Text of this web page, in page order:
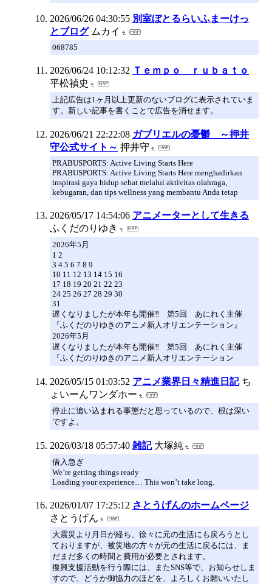
2026/06/26 04:30:55 別室ぼとるらいふまーけっ
とブログ ムカイ
068785
2026/06/24 10:12:32 Ｔｅｍｐｏ ｒｕｂａｔｏ
平松禎史
上記広告は1ヶ月以上更新のないブログに表示されていま
す。新しい記事を書くことで広告を消せます。
2026/06/21 22:22:08 ガブリエルの憂鬱 ～押井
守公式サイト～ 押井守
PRABUSPORTS: Active Living Starts Here
PRABUSPORTS: Active Living Starts Here menghadirkan
inspirasi gaya hidup sehat melalui aktivitas olahraga,
kebugaran, dan tips wellness yang membantu Anda tetap
2026/05/17 14:54:06 アニメーターとして生きる
ふくだのりゆき
2026年5月
1 2
3 4 5 6 7 8 9
10 11 12 13 14 15 16
17 18 19 20 21 22 23
24 25 26 27 28 29 30
31
遅くなりましたが本年も開催‼ 第5回 あにれく主催
『ふくだのりゆきのアニメ新人オリエンテーション』
2026年5月
遅くなりましたが本年も開催‼ 第5回 あにれく主催
『ふくだのりゆきのアニメ新人オリエンテーション
2026/05/15 01:03:52 アニメ業界日々精進日記 ち
ょいーんワンダホー
停止に追い込まれる事態だと思っているので、根は深い
ですよ。
2026/03/18 05:57:40 雑記 大塚純
借入急ぎ
We’re getting things ready
Loading your experience… This won’t take long.
2026/01/07 17:25:12 さとうげんのホームページ
さとうげん
大震災より月日が経ち、徐々に元の生活にも戻ろうとし
ておりますが、被災地の方々が元の生活に戻るには、ま
だまだ多くの時間と費用が必要とされます。
復興支援活動を行う際には、またSNS等で、お知らせしま
すので、どうか御協力のほどを、よろしくお願いいたし